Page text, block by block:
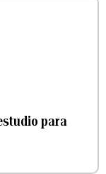
para